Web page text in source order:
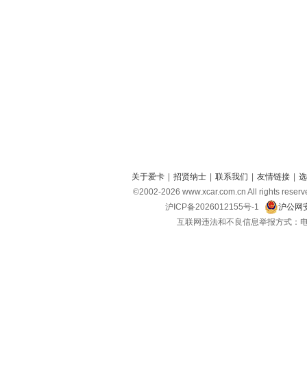
关于爱卡 招贤纳士 联系我们 友情链接
©2002-2026 www.xcar.com.cn All rights
沪ICP备2026012155号-1
沪公网
互联网违法和不良信息举报方式：